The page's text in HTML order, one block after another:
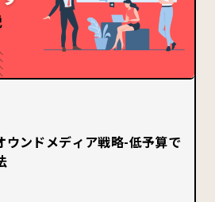
ウンドメディア戦略-低予算で